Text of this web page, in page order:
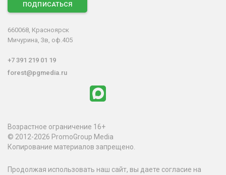
ПОДПИСАТЬСЯ
660068, Красноярск
Мичурина, 3в, оф.405
+7 391 219 01 19
forest@pgmedia.ru
Возрастное ограничение 16+
© 2012-2026 PromoGroup Media
Копирование материалов запрещено.
Продолжая использовать наш сайт, вы даете согласие на